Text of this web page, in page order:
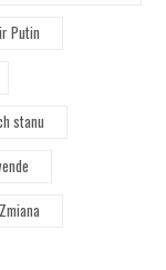
Putin
stanu
Zmiana